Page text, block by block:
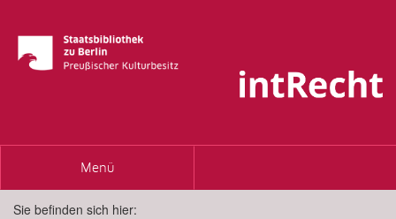
Toggle
Menü
Sie befinden sich hier: